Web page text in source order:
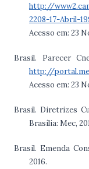
http://
2208-17-Abril-
Acesso em: 23
Brasil. Parecer
http://
Acesso em: 23
Brasil. Diretrizes
Brasília: Mec,
Brasil. Emenda
2016.